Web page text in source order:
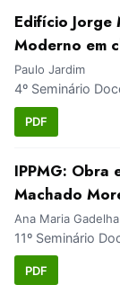
Edifício Jorge
Moderno em
Paulo Jardim
4º Seminário
PDF
IPPMG: Obra
Machado
Ana Maria
11º Seminário
PDF